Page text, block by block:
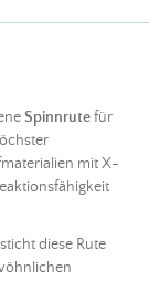
Spinnrutefür
mit X-
diese Rute